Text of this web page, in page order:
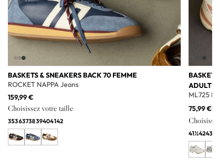
BASKETS & SNEAKERS BACK 70 FEMME
ROCKET NAPPA Jeans
159,99 €
Choisissez votre taille
3536373839404142
ADULTE
ML725
75,99 €
41½4243